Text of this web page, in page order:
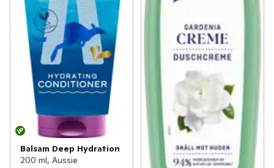
Balsam Deep Hydration
200 ml, Aussie